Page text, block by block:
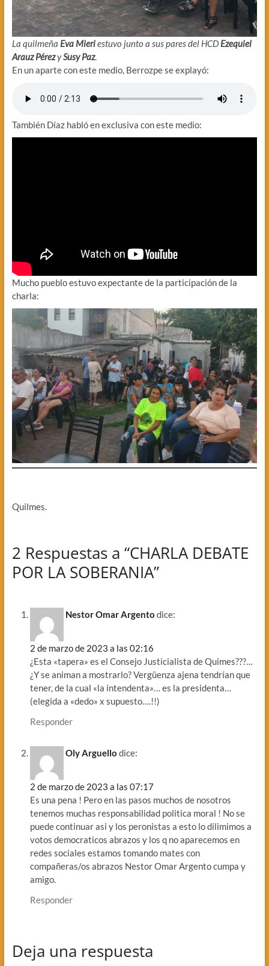
La quilmeña Eva Mieriestuvo junto a sus pares del HCDEzequiel
Arauz PérezySusy Paz.
En un aparte con este medio, Berrozpe se explayó:
También Díaz habló en exclusiva con este medio:
Mucho pueblo estuvo expectante de la participación de la
charla:
Quilmes.
2 Respuestas a “CHARLA DEBATE
POR LA SOBERANIA”
Nestor Omar Argento dice:
2 de marzo de 2023 a las 02:16
¿Esta «tapera» es el Consejo Justicialista de Quimes???…
¿Y se animan a mostrarlo? Vergüenza ajena tendrían que
tener, de la cual «la intendenta»… es la presidenta…
(elegida a «dedo» x supuesto….!!)
Responder
Oly Arguello dice:
2 de marzo de 2023 a las 07:17
Es una pena ! Pero en las pasos muchos de nosotros
tenemos muchas responsabilidad politica moral ! No se
puede continuar asi y los peronistas a esto lo dilimimos a
votos democraticos abrazos y los q no aparecemos en
redes sociales estamos tomando mates con
compañeras/os abrazos Nestor Omar Argento cumpa y
amigo.
Responder
Deja una respuesta